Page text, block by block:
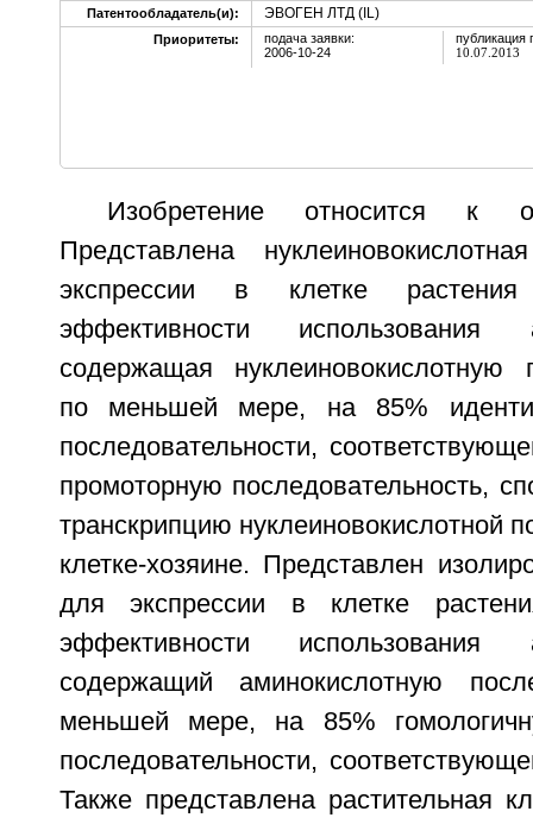
Патентообладатель(и):
ЭВОГЕН ЛТД (IL)
Приоритеты:
подача заявки:
2006-10-24
публикация
10.07.2013
Изобретение относится к
Представлена
экспрессии в клетке
эффективности использования
содержащая нуклеиновокислотную
по меньшей мере, на 85%
последовательности,
промоторную последовательность,
транскрипцию нуклеиновокислотной
клетке-хозяине. Представлен
для экспрессии в клетке
эффективности использования
содержащий аминокислотную
меньшей мере, на 85%
последовательности,
Также представлена растительная